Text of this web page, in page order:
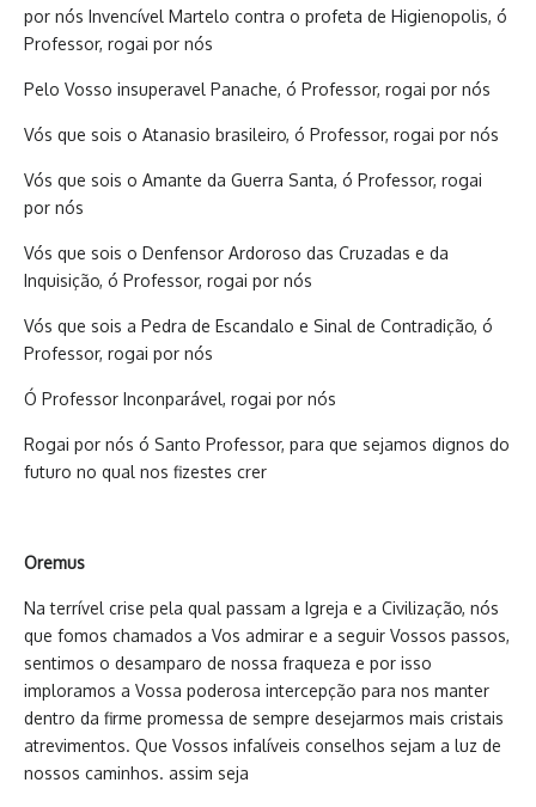
por nós Invencível Martelo contra o profeta de Higienopolis, ó
Professor, rogai por nós
Pelo Vosso insuperavel Panache, ó Professor, rogai por nós
Vós que sois o Atanasio brasileiro, ó Professor, rogai por nós
Vós que sois o Amante da Guerra Santa, ó Professor, rogai
por nós
Vós que sois o Denfensor Ardoroso das Cruzadas e da
Inquisição, ó Professor, rogai por nós
Vós que sois a Pedra de Escandalo e Sinal de Contradição, ó
Professor, rogai por nós
Ó Professor Inconparável, rogai por nós
Rogai por nós ó Santo Professor, para que sejamos dignos do
futuro no qual nos fizestes crer
Oremus
Na terrível crise pela qual passam a Igreja e a Civilização, nós
que fomos chamados a Vos admirar e a seguir Vossos passos,
sentimos o desamparo de nossa fraqueza e por isso
imploramos a Vossa poderosa intercepção para nos manter
dentro da firme promessa de sempre desejarmos mais cristais
atrevimentos. Que Vossos infalíveis conselhos sejam a luz de
nossos caminhos. assim seja